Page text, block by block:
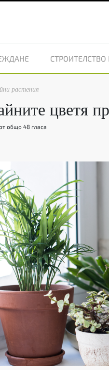
растения
цветя
общо 48гласа